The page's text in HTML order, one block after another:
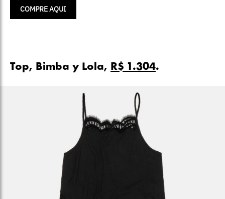
COMPRE AQUI
Top, Bimba y Lola, R$ 1.304.